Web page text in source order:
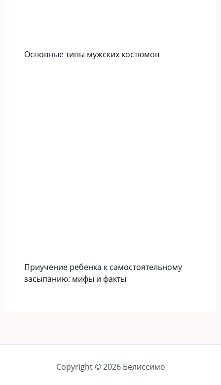
Основные типы мужских костюмов
Приучение ребенка к самостоятельному
засыпанию: мифы и факты
Copyright © 2026 Белиссимо